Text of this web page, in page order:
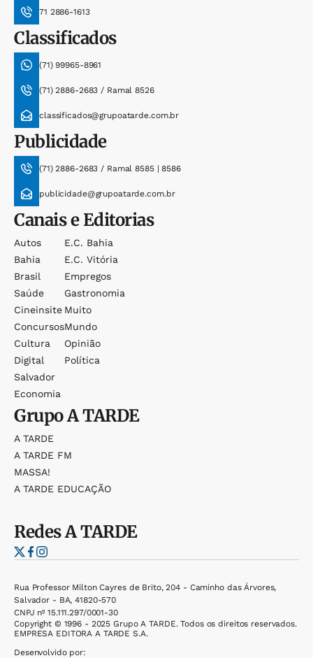
71 2886-1613
Classificados
(71) 99965-8961
(71) 2886-2683 / Ramal 8526
classificados@grupoatarde.com.br
Publicidade
(71) 2886-2683 / Ramal 8585 | 8586
publicidade@grupoatarde.com.br
Canais e Editorias
Autos
Bahia
Brasil
Saúde
Cineinsite
Concursos
Cultura
Digital
Salvador
Economia
E.c. Bahia
E.c. Vitória
Empregos
Gastronomia
Muito
Mundo
Opinião
Política
GrupoA TARDE
A TARDE
A TARDE FM
MASSA!
A TARDE EDUCAÇÃO
RedesA TARDE
Rua Professor Milton Cayres de Brito, 204 - Caminho das Árvores,
Salvador - BA, 41820-570
CNPJ nº 15.111.297/0001-30
Copyright © 1996 - 2025 Grupo A TARDE. Todos os direitos reservados.
EMPRESA EDITORA A TARDE S.A.
Desenvolvido por: